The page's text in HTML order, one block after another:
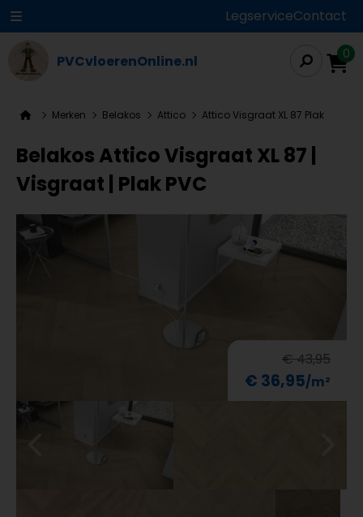
LegserviceContact
PVCvloerenOnline.nl 0
Merken Belakos Attico Attico Visgraat XL 87 Plak
Belakos Attico Visgraat XL 87 |
Visgraat | Plak PVC
€ 43,95
€ 36,95